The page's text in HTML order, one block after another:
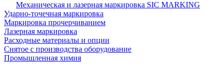
Механическая и лазерная маркировка SIC MARKING
Ударно-точечная маркировка
Маркировка прочерчиванием
Лазерная маркировка
Расходные материалы и опции
Снятое с производства оборудование
Промышленная химия